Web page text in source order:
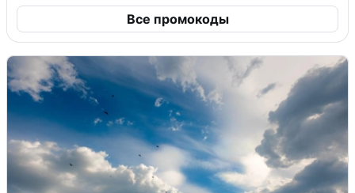
Все промокоды